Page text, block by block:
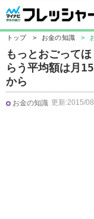
トップ > お金の知識 >
もっとおごって
らう平均額は月
から
お金の知識 更新:2015/